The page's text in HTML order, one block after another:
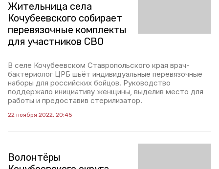
Жительница села
Кочубеевского собирает
перевязочные комплекты
для участников СВО
В селе Кочубеевском Ставропольского края врач-
бактериолог ЦРБ шьёт индивидуальные перевязочные
наборы для российских бойцов. Руководство
поддержало инициативу женщины, выделив место для
работы и предоставив стерилизатор.
22 ноября 2022, 20:45
Волонтёры